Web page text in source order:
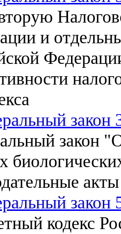
и
закон
закон
закон
кодекс